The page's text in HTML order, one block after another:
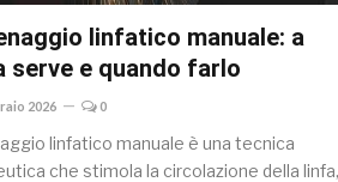
linfatico manuale: a
serve e quando farlo
2026 0
linfatico manuale è una tecnica
che stimola la circolazione della linfa,